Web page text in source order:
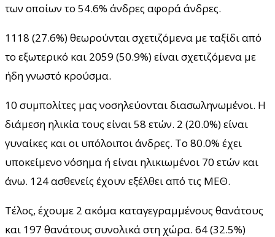
των οποίων το 54.6% άνδρες αφορά άνδρες.
1118 (27.6%) θεωρούνται σχετιζόμενα με ταξίδι από
το εξωτερικό και 2059 (50.9%) είναι σχετιζόμενα με
ήδη γνωστό κρούσμα.
10 συμπολίτες μας νοσηλεύονται διασωληνωμένοι. Η
διάμεση ηλικία τους είναι 58 ετών. 2 (20.0%) είναι
γυναίκες και οι υπόλοιποι άνδρες. To 80.0% έχει
υποκείμενο νόσημα ή είναι ηλικιωμένοι 70 ετών και
άνω. 124 ασθενείς έχουν εξέλθει από τις ΜΕΘ.
Τέλος, έχουμε 2 ακόμα καταγεγραμμένους θανάτους
και 197 θανάτους συνολικά στη χώρα. 64 (32.5%)